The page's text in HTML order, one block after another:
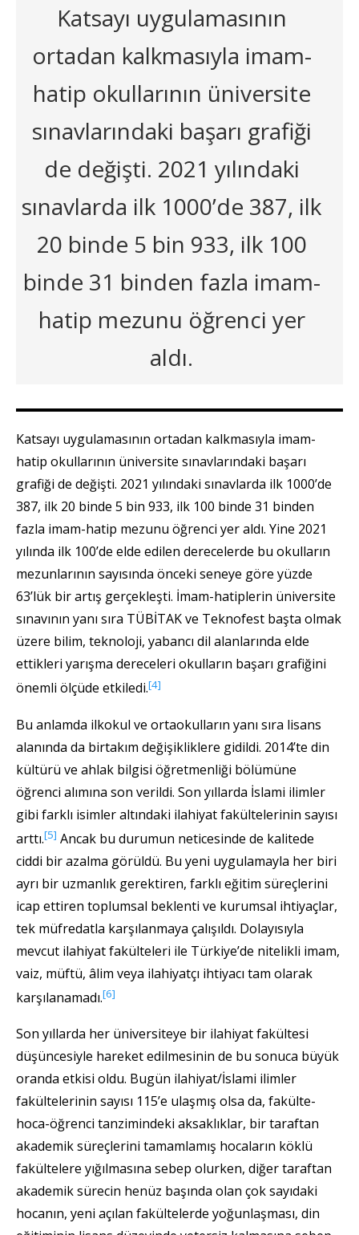
Katsayı uygulamasının
ortadan kalkmasıyla imam-
hatip okullarının üniversite
sınavlarındaki başarı grafiği
de değişti. 2021 yılındaki
sınavlarda ilk 1000’de 387, ilk
20 binde 5 bin 933, ilk 100
binde 31 binden fazla imam-
hatip mezunu öğrenci yer
aldı.
Katsayı uygulamasının ortadan kalkmasıyla imam-
hatip okullarının üniversite sınavlarındaki başarı
grafiği de değişti. 2021 yılındaki sınavlarda ilk 1000’de
387, ilk 20 binde 5 bin 933, ilk 100 binde 31 binden
fazla imam-hatip mezunu öğrenci yer aldı. Yine 2021
yılında ilk 100’de elde edilen derecelerde bu okulların
mezunlarının sayısında önceki seneye göre yüzde
63’lük bir artış gerçekleşti. İmam-hatiplerin üniversite
sınavının yanı sıra TÜBİTAK ve Teknofest başta olmak
üzere bilim, teknoloji, yabancı dil alanlarında elde
ettikleri yarışma dereceleri okulların başarı grafiğini
önemli ölçüde etkiledi.[4]
Bu anlamda ilkokul ve ortaokulların yanı sıra lisans
alanında da birtakım değişikliklere gidildi. 2014’te din
kültürü ve ahlak bilgisi öğretmenliği bölümüne
öğrenci alımına son verildi. Son yıllarda İslami ilimler
gibi farklı isimler altındaki ilahiyat fakültelerinin sayısı
arttı.[5] Ancak bu durumun neticesinde de kalitede
ciddi bir azalma görüldü. Bu yeni uygulamayla her biri
ayrı bir uzmanlık gerektiren, farklı eğitim süreçlerini
icap ettiren toplumsal beklenti ve kurumsal ihtiyaçlar,
tek müfredatla karşılanmaya çalışıldı. Dolayısıyla
mevcut ilahiyat fakülteleri ile Türkiye’de nitelikli imam,
vaiz, müftü, âlim veya ilahiyatçı ihtiyacı tam olarak
karşılanamadı.[6]
Son yıllarda her üniversiteye bir ilahiyat fakültesi
düşüncesiyle hareket edilmesinin de bu sonuca büyük
oranda etkisi oldu. Bugün ilahiyat/İslami ilimler
fakültelerinin sayısı 115’e ulaşmış olsa da, fakülte-
hoca-öğrenci tanzimindeki aksaklıklar, bir taraftan
akademik süreçlerini tamamlamış hocaların köklü
fakültelere yığılmasına sebep olurken, diğer taraftan
akademik sürecin henüz başında olan çok sayıdaki
hocanın, yeni açılan fakültelerde yoğunlaşması, din